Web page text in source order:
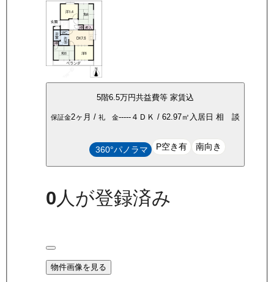
5階6.5万円共益費等家賃込
保証金2ヶ月 /礼 金----- ４ＤＫ /62.97㎡ 入居日相 談
360°パノラマ P空き有 南向き
0人が登録済み
物件画像を見る